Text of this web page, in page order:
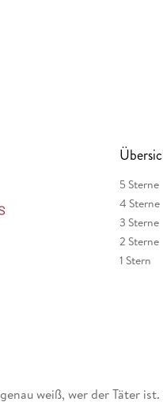
5 Sterne
4 Sterne
3 Sterne
2 Sterne
1 Stern
weiß, wer der Täter